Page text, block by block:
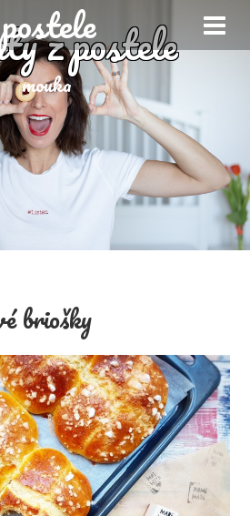
z postele
mouka
briošky